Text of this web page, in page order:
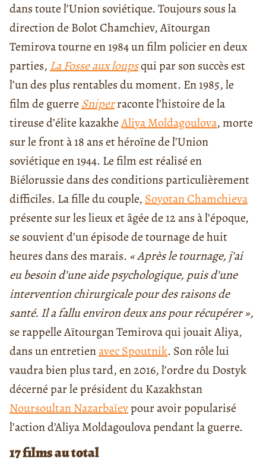
dans toute l’Union soviétique. Toujours sous la
direction de Bolot Chamchiev, Aïtourgan
Temirova tourne en 1984 un film policier en deux
parties, La Fosse aux loupsqui par son succès est
l’un des plus rentables du moment. En 1985, le
film de guerre Sniperraconte l’histoire de la
tireuse d’élite kazakheAliya Moldagoulova, morte
sur le front à 18 ans et héroïne de l’Union
soviétique en 1944. Le film est réalisé en
Biélorussie dans des conditions particulièrement
difficiles. La fille du couple, Soyotan Chamchieva
présente sur les lieux et âgée de 12 ans à l’époque,
se souvient d’un épisode de tournage de huit
heures dans des marais. « Après le tournage, j’ai
eu besoin d’une aide psychologique, puis d’une
intervention chirurgicale pour des raisons de
santé. Il a fallu environ deux ans pour récupérer »,
se rappelle Aïtourgan Temirova qui jouait Aliya,
dans un entretienavec Spoutnik. Son rôle lui
vaudra bien plus tard, en 2016, l’ordre du Dostyk
décerné par le président du Kazakhstan
Noursoultan Nazarbaïevpour avoir popularisé
l’action d’Aliya Moldagoulova pendant la guerre.
17 films au total